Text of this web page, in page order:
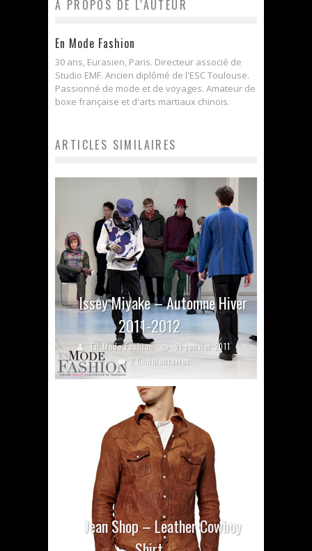
A PROPOS DE L'AUTEUR
En Mode Fashion
30 ans, Eurasien, Paris. Directeur associé de
Studio EMF. Ancien diplômé de l'ESC Toulouse.
Passionné de mode et de voyages. Amateur de
boxe française et d'arts martiaux chinois.
ARTICLES SIMILAIRES
Issey Miyake – Automne Hiver
2011-2012
En Mode Fashion
21 janvier 2011
2 Commentaires
Jean Shop – Leather Cowboy